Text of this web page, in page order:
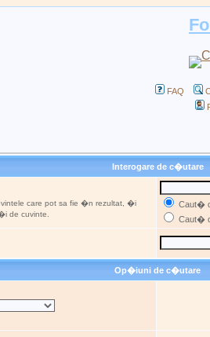
FAQ
Interogare de c�utare
care pot sa fie �n rezultat, �i
de cuvinte.
Caut�
Caut�
Op�iuni de c�utare